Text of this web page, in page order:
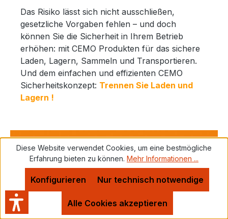
Das Risiko lässt sich nicht ausschließen,
gesetzliche Vorgaben fehlen – und doch
können Sie die Sicherheit in Ihrem Betrieb
erhöhen: mit CEMO Produkten für das sichere
Laden, Lagern, Sammeln und Transportieren.
Und dem einfachen und effizienten CEMO
Sicherheitskonzept: Trennen Sie Laden und
Lagern !
Diese Website verwendet Cookies, um eine bestmögliche
Erfahrung bieten zu können. Mehr Informationen ...
Nur technisch notwendige
Konfigurieren
Alle Cookies akzeptieren